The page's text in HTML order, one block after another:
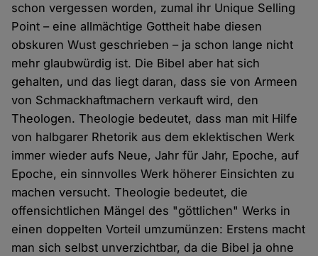
schon vergessen worden, zumal ihr Unique Selling
Point – eine allmächtige Gottheit habe diesen
obskuren Wust geschrieben – ja schon lange nicht
mehr glaubwürdig ist. Die Bibel aber hat sich
gehalten, und das liegt daran, dass sie von Armeen
von Schmackhaftmachern verkauft wird, den
Theologen. Theologie bedeutet, dass man mit Hilfe
von halbgarer Rhetorik aus dem eklektischen Werk
immer wieder aufs Neue, Jahr für Jahr, Epoche, auf
Epoche, ein sinnvolles Werk höherer Einsichten zu
machen versucht. Theologie bedeutet, die
offensichtlichen Mängel des "göttlichen" Werks in
einen doppelten Vorteil umzumünzen: Erstens macht
man sich selbst unverzichtbar, da die Bibel ja ohne